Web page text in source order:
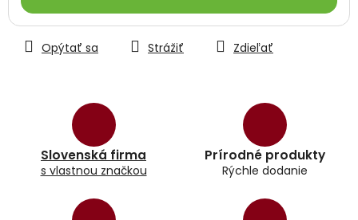
Slovenská firma
s vlastnou značkou
Prírodné produkty
Rýchle dodanie
Opýtať sa Strážiť Zdieľať